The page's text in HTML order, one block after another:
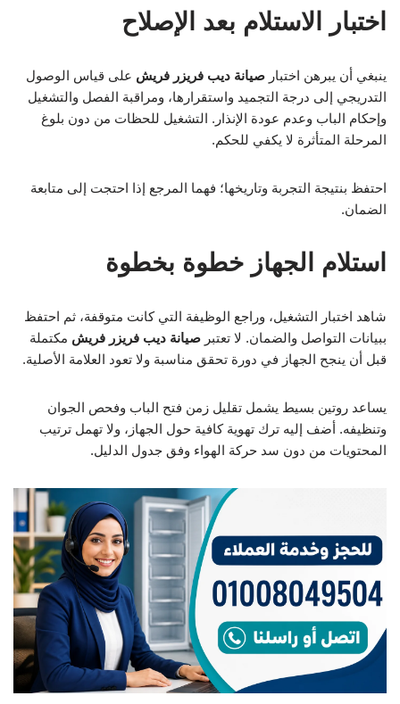
اختبار الاستلام بعد الإصلاح
ينبغي أن يبرهن اختبار صيانة ديب فريزر فريش على قياس الوصول
التدريجي إلى درجة التجميد واستقرارها، ومراقبة الفصل والتشغيل
وإحكام الباب وعدم عودة الإنذار. التشغيل للحظات من دون بلوغ
المرحلة المتأثرة لا يكفي للحكم.
احتفظ بنتيجة التجربة وتاريخها؛ فهما المرجع إذا احتجت إلى متابعة
الضمان.
استلام الجهاز خطوة بخطوة
شاهد اختبار التشغيل، وراجع الوظيفة التي كانت متوقفة، ثم احتفظ
ببيانات التواصل والضمان. لا تعتبر صيانة ديب فريزر فريش مكتملة
قبل أن ينجح الجهاز في دورة تحقق مناسبة ولا تعود العلامة الأصلية.
يساعد روتين بسيط يشمل تقليل زمن فتح الباب وفحص الجوان
وتنظيفه. أضف إليه ترك تهوية كافية حول الجهاز، ولا تهمل ترتيب
المحتويات من دون سد حركة الهواء وفق جدول الدليل.